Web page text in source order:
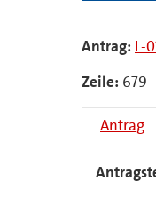
Antrag: L-
Zeile: 679
Antrag